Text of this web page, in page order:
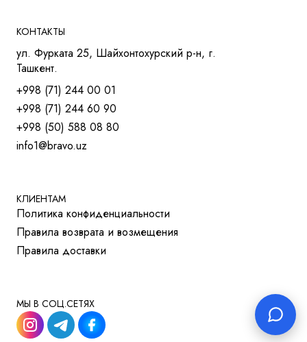
КРЕСЛА ДЛЯ ТРЕНИНГОВ
МЯГКАЯ МЕБЕЛЬ
СТОЛЫ
СТОЛ ДЛЯ РУКОВОДИТЕЛЯ
СТОЛЫ OPEN-SPACE
СТОЛЫ ДЛЯ МЕНЕДЖЕРОВ
СТОЛЫ ДЛЯ ПЕРЕГОВОРОВ
ШКАФЫ И ТУМБЫ
РЕШЕНИЯ ДЛЯ БИЗНЕСА
ДЛЯ ОТЕЛЕЙ
ДЛЯ УЧЕБНЫХ УЧРЕЖДЕНИЙ
КОНТАКТЫ
ул. Фурката 25, Шайхонтохурский р-н, г.
Ташкент.
+998 (71) 244 00 01
+998 (71) 244 60 90
+998 (50) 588 08 80
info1@bravo.uz
КЛИЕНТАМ
Политика конфиденциальности
Правила возврата и возмещения
Правила доставки
МЫ В СОЦ.СЕТЯХ